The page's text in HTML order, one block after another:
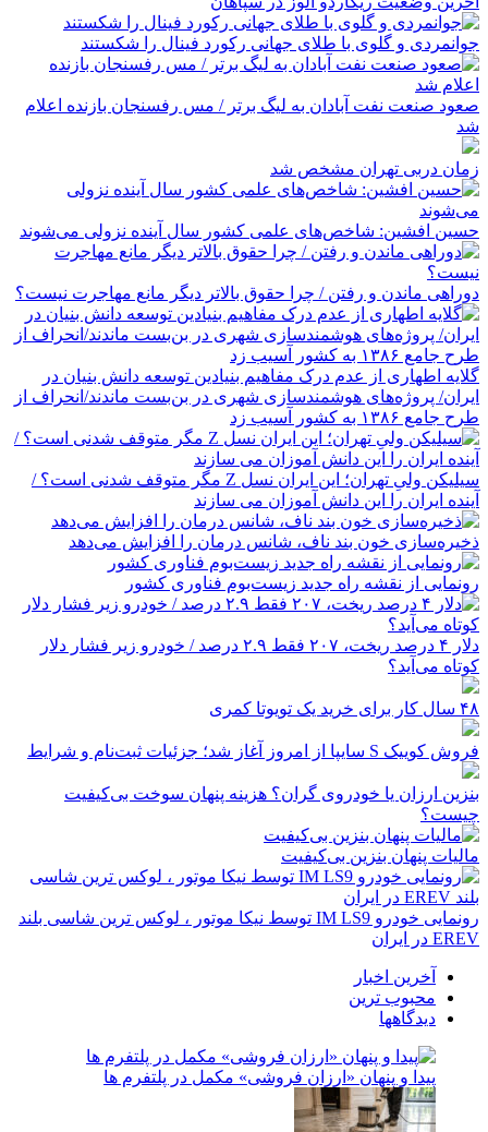
جوانمردی و گلوی با طلای جهانی رکورد فینال را شکستند
صعود صنعت نفت آبادان به لیگ برتر / مس رفسنجان بازنده اعلام
شد
زمان دربی تهران مشخص شد
حسین افشین: شاخص‌های علمی کشور سال آینده نزولی می‌شوند
دوراهی ماندن و رفتن / چرا حقوق بالاتر دیگر مانع مهاجرت نیست؟
گلایه اطهاری از عدم درک مفاهیم بنیادین توسعه دانش بنیان در
ایران/ پروژه‌های هوشمندسازی شهری در بن‌بست ماندند/انحراف از
طرح جامع ۱۳۸۶ به کشور آسیب زد
سیلیکن ولیِ تهران؛ این ایران نسل Z مگر متوقف شدنی است؟ /
آینده ایران را این دانش آموزان می سازند
ذخیره‌سازی خون بند ناف، شانس درمان را افزایش می‌دهد
رونمایی از نقشه راه جدید زیست‌بوم فناوری کشور
دلار ۴ درصد ریخت، ۲۰۷ فقط ۲.۹ درصد / خودرو زیر فشار دلار
کوتاه می‌آید؟
۴۸ سال کار برای خرید یک تویوتا کمری
فروش کوییک S سایپا از امروز آغاز شد؛ جزئیات ثبت‌نام و شرایط
بنزین ارزان یا خودروی گران؟ هزینه پنهان سوخت بی‌کیفیت
چیست؟
مالیات پنهان بنزین بی‌کیفیت
رونمایی خودرو IM LS9 توسط نیکا موتور ، لوکس ترین شاسی بلند
EREV در ایران
آخرین اخبار
محبوب ترین
دیدگاهها
پیدا و پنهان «ارزان فروشی» مکمل در پلتفرم ها